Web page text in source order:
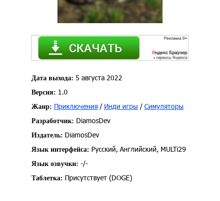
Дата выхода: 5 августа 2022
Версия: 1.0
Жанр: Приключения / Инди игры / Симуляторы
Разработчик: DiamosDev
Издатель: DiamosDev
Язык интерфейса: Русский, Английский, MULTi29
Язык озвучки: -/-
Таблетка: Присутствует (DOGE)